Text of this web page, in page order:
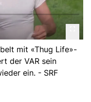
mit «Thug Life»-
der VAR sein
ein. - SRF